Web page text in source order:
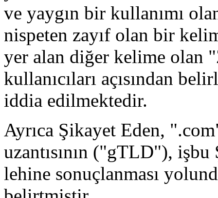
ve yaygın bir kullanımı
nispeten zayıf olan bir
yer alan diğer kelime olan
kullanıcıları açısından
iddia edilmektedir.
Ayrıca Şikayet Eden,
uzantısının ("gTLD"), işbu
lehine sonuçlanması